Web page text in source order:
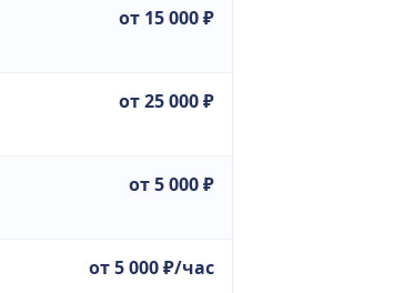
от 15 000 ₽
от 25 000 ₽
от 5 000 ₽
от 5 000 ₽/час